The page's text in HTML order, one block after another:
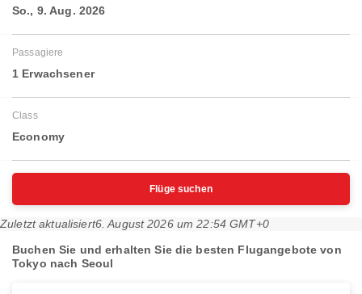
So., 9. Aug. 2026
Passagiere
1 Erwachsener
Class
Economy
Flüge suchen
Zuletzt aktualisiert6. August 2026 um 22:54 GMT+0
Buchen Sie und erhalten Sie die besten Flugangebote von
Tokyo nach Seoul